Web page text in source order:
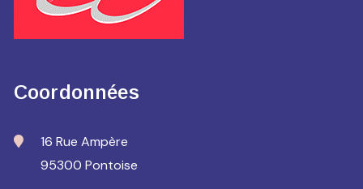
Coordonnées
16 Rue Ampère
95300 Pontoise